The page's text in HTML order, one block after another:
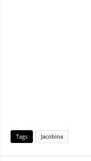
Tags Jacobina